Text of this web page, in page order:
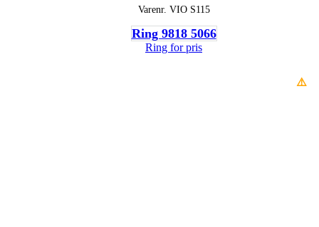
Varenr. VIO S115
Ring 9818 5066
Ring for pris
⚠️